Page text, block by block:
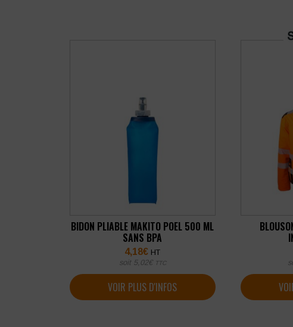
BIDON PLIABLE MAKITO POEL 500 ML
SANS BPA
4,18€ HT
soit 5,02€ TTC
VOIR PLUS D'INFOS